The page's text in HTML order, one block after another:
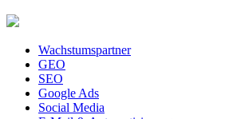
Wachstumspartner
GEO
SEO
Google Ads
Social Media